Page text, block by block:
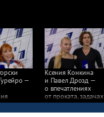
—
Ксения Конкина
и Павел Дрозд —
о впечатлениях
от проката, задачах
на сезон и выборе
музыки